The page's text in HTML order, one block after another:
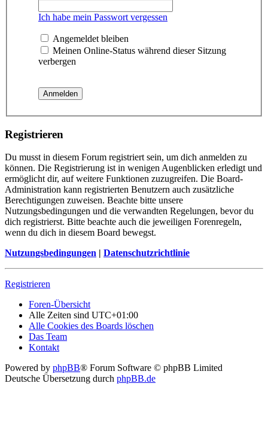
Ich habe mein Passwort vergessen
Angemeldet bleiben
Meinen Online-Status während dieser Sitzung
verbergen
Registrieren
Du musst in diesem Forum registriert sein, um dich anmelden zu
können. Die Registrierung ist in wenigen Augenblicken erledigt und
ermöglicht dir, auf weitere Funktionen zuzugreifen. Die Board-
Administration kann registrierten Benutzern auch zusätzliche
Berechtigungen zuweisen. Beachte bitte unsere
Nutzungsbedingungen und die verwandten Regelungen, bevor du
dich registrierst. Bitte beachte auch die jeweiligen Forenregeln,
wenn du dich in diesem Board bewegst.
Nutzungsbedingungen | Datenschutzrichtlinie
Registrieren
Foren-Übersicht
Alle Zeiten sind UTC+01:00
Alle Cookies des Boards löschen
Das Team
Kontakt
Powered by phpBB® Forum Software © phpBB Limited
Deutsche Übersetzung durch phpBB.de